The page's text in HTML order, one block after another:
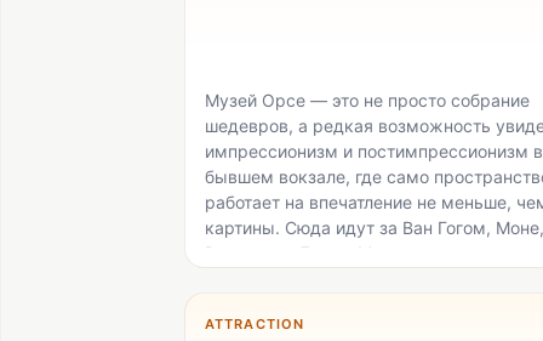
Музей Орсе — это не просто собрание
шедевров, а редкая возможность
импрессионизм и постимпрессионизм в
бывшем вокзале, где само
работает на впечатление не меньше,
картины. Сюда идут за Ван Гогом, Моне,
Ренуаром, Дега и Мане, но также за
тем, кто хочет провести 2–3 часа
ATTRACTION